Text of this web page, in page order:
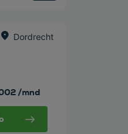
Dordrecht
/mnd